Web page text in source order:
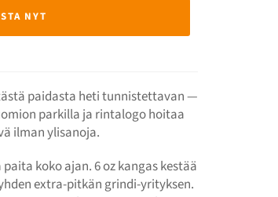
NYT
paidasta heti tunnistettavan —
parkilla ja rintalogo hoitaa
ilman ylisanoja.
koko ajan. 6 oz kangas kestää
extra-pitkän grindi-yrityksen.